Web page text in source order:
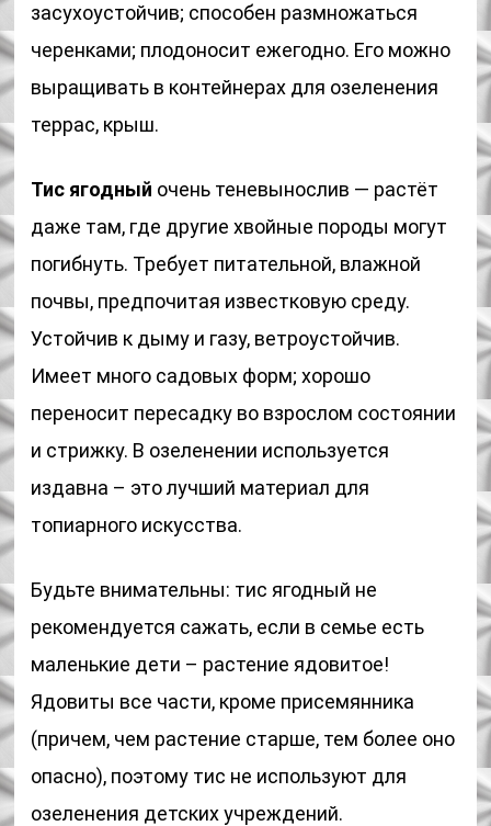
засухоустойчив; способен размножаться
черенками; плодоносит ежегодно. Его можно
выращивать в контейнерах для озеленения
террас, крыш.
Тис ягодный очень теневынослив — растёт
даже там, где другие хвойные породы могут
погибнуть. Требует питательной, влажной
почвы, предпочитая известковую среду.
Устойчив к дыму и газу, ветроустойчив.
Имеет много садовых форм; хорошо
переносит пересадку во взрослом состоянии
и стрижку. В озеленении используется
издавна – это лучший материал для
топиарного искусства.
Будьте внимательны: тис ягодный не
рекомендуется сажать, если в семье есть
маленькие дети – растение ядовитое!
Ядовиты все части, кроме присемянника
(причем, чем растение старше, тем более оно
опасно), поэтому тис не используют для
озеленения детских учреждений.